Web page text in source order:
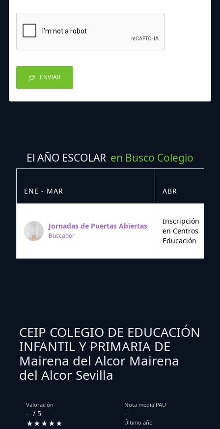
ENVIAR
El AÑO ESCOLAR en Busco Colegio
ENE - MAR ABR
Jornadas de Puertas Abiertas
Buscador
Inscripción
en Centros
Educación
CEIP COLEGIO DE EDUCACIÓN
INFANTIL Y PRIMARIA DE
Mairena del Alcor Mairena
del Alcor Sevilla
Valoración
-- / 5
★★★★★
Nota media PAU
--
Último año